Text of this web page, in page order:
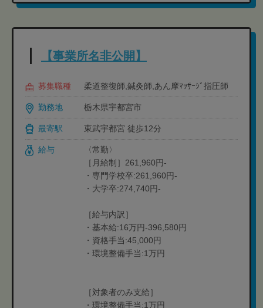
【事業所名非公開】
募集職種 柔道整復師,鍼灸師,あん摩ﾏｯｻｰｼﾞ指圧師
勤務地 栃木県宇都宮市
最寄駅 東武宇都宮 徒歩12分
給与
〈常勤〉
［月給制］261,960円-
・専門学校卒:261,960円-
・大学卒:274,740円-
［給与内訳］
・基本給:16万円-396,580円
・資格手当:45,000円
・環境整備手当:1万円
［対象者のみ支給］
・環境整備手当:1万円